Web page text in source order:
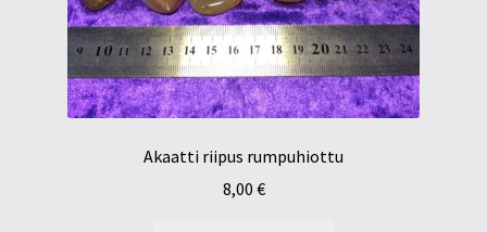
Akaatti riipus rumpuhiottu
8,00 €